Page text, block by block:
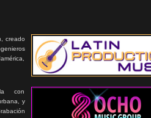
creado
con
y